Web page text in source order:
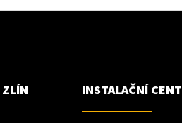
INSTALAČNÍ